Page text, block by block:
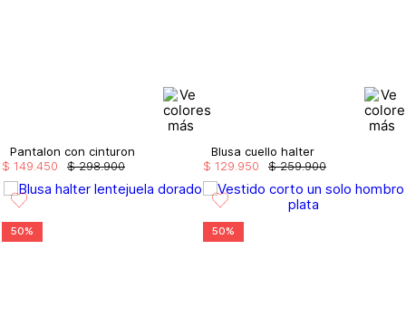
Pantalon con cinturon
$ 298.900
$ 149 450
Blusa cuello halter
$ 259.900
$ 129 950
50% 50%